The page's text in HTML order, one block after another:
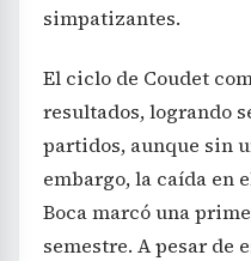
simpatizantes.
El ciclo de Coudet
resultados, logrando
partidos, aunque sin
embargo, la caída en
Boca marcó una
semestre. A pesar de